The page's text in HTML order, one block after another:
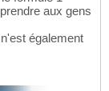
aux gens
également